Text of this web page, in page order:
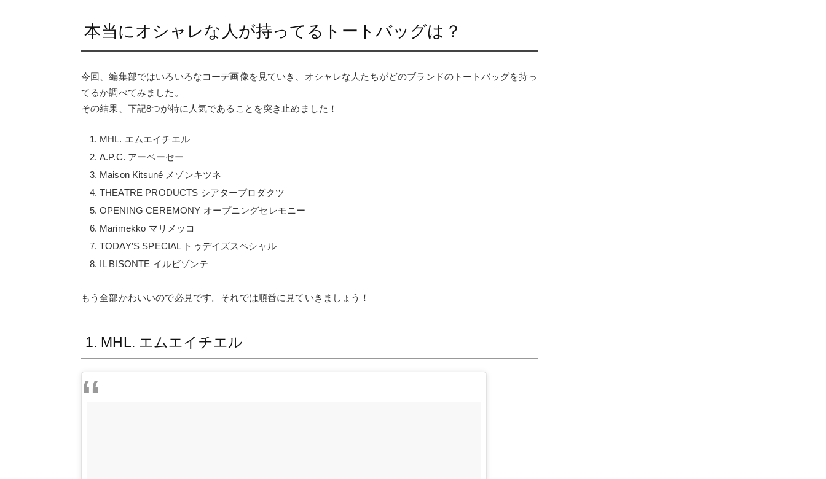
本当にオシャレな人が持ってるトートバッグは？
今回、編集部ではいろいろなコーデ画像を見ていき、オシャレな人たちがどのブランドのトートバッグを持っ
てるか調べてみました。
その結果、下記8つが特に人気であることを突き止めました！
MHL. エムエイチエル
A.P.C. アーペーセー
Maison Kitsuné メゾンキツネ
THEATRE PRODUCTS シアタープロダクツ
OPENING CEREMONY オープニングセレモニー
Marimekko マリメッコ
TODAY’S SPECIAL トゥデイズスペシャル
IL BISONTE イルビゾンテ
もう全部かわいいので必見です。それでは順番に見ていきましょう！
1. MHL. エムエイチエル